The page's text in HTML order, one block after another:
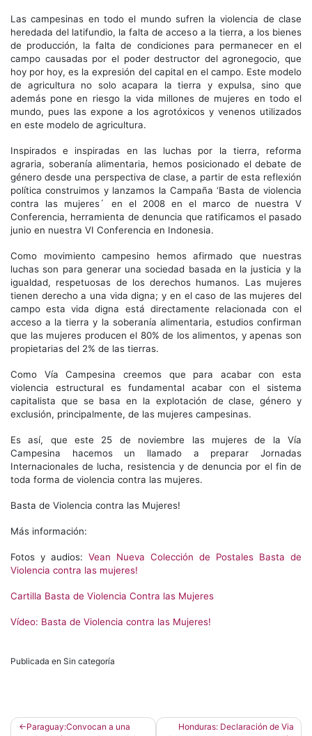
Las campesinas en todo el mundo sufren la violencia de clase
heredada del latifundio, la falta de acceso a la tierra, a los bienes
de producción, la falta de condiciones para permanecer en el
campo causadas por el poder destructor del agronegocio, que
hoy por hoy, es la expresión del capital en el campo. Este modelo
de agricultura no solo acapara la tierra y expulsa, sino que
además pone en riesgo la vida millones de mujeres en todo el
mundo, pues las expone a los agrotóxicos y venenos utilizados
en este modelo de agricultura.
Inspirados e inspiradas en las luchas por la tierra, reforma
agraria, soberanía alimentaria, hemos posicionado el debate de
género desde una perspectiva de clase, a partir de esta reflexión
política construimos y lanzamos la Campaña ‘Basta de violencia
contra las mujeres´ en el 2008 en el marco de nuestra V
Conferencia, herramienta de denuncia que ratificamos el pasado
junio en nuestra VI Conferencia en Indonesia.
Como movimiento campesino hemos afirmado que nuestras
luchas son para generar una sociedad basada en la justicia y la
igualdad, respetuosas de los derechos humanos. Las mujeres
tienen derecho a una vida digna; y en el caso de las mujeres del
campo esta vida digna está directamente relacionada con el
acceso a la tierra y la soberanía alimentaria, estudios confirman
que las mujeres producen el 80% de los alimentos, y apenas son
propietarias del 2% de las tierras.
Como Vía Campesina creemos que para acabar con esta
violencia estructural es fundamental acabar con el sistema
capitalista que se basa en la explotación de clase, género y
exclusión, principalmente, de las mujeres campesinas.
Es así, que este 25 de noviembre las mujeres de la Vía
Campesina hacemos un llamado a preparar Jornadas
Internacionales de lucha, resistencia y de denuncia por el fin de
toda forma de violencia contra las mujeres.
Basta de Violencia contra las Mujeres!
Más información:
Fotos y audios: Vean Nueva Colección de Postales Basta de
Violencia contra las mujeres!
Cartilla Basta de Violencia Contra las Mujeres
Vídeo: Basta de Violencia contra las Mujeres!
Publicada en Sin categoría
Navegación
Paraguay:Convocan a una
Honduras: Declaración de Via